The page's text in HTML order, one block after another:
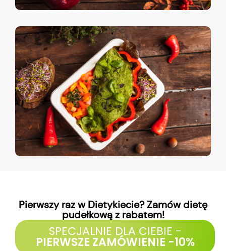
Pierwszy raz w Dietykiecie? Zamów dietę
pudełkową z rabatem!
SPECJALNIE DLA CIEBIE -
PIERWSZE ZAMÓWIENIE -10%